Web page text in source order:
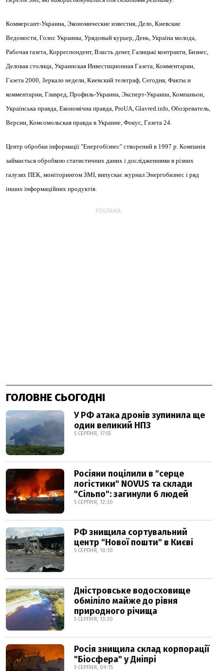
Коммерсант-Украина, Экономические известия, Дело, Киевские
Ведомости, Голос Украины, Урядовый курьер, День, Україна молода,
Рабочая газета, Корреспондент, Власть денег, Галицькі контракти, Бизнес,
Деловая столица, Украинская Инвестиционная Газета, Комментарии,
Газета 2000, Зеркало недели, Киевский телеграф, Сегодня, Факты и
комментарии, Главред, Профиль-Украина, Эксперт-Украина, Компаньон,
Українська правда, Економічна правда, ProUA, Glavred.info, Обозреватель,
Версии, Комсомольская правда в Украине, Фокус, Газета 24.
Центр обробки інформації "Енергобізнес" створений в 1997 р. Компанія
займається обробкою статистичних даних і дослідженнями в різних
галузях ПЕК, моніторингом ЗМІ, випускає журнал Энергобизнес і ряд
інших інформаційних продуктів.
РЕКЛАМА:
ГОЛОВНЕ СЬОГОДНІ
У РФ атака дронів зупинила ще
один великий НПЗ
5 СЕРПНЯ, 17:55
Росіяни поцілили в "серце
логістики" NOVUS та склади
"Сільпо": загинули 6 людей
5 СЕРПНЯ, 12:30
РФ знищила сортувальний
центр "Нової пошти" в Києві
5 СЕРПНЯ, 10:10
Дністровське водосховище
обміліло майже до рівня
природного річища
5 СЕРПНЯ, 13:20
Росія знищила склад корпорації
"Біосфера" у Дніпрі
5 СЕРПНЯ, 09:15